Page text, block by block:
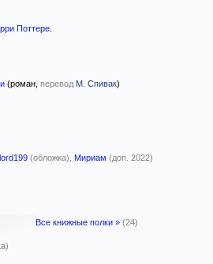
Поттере.
(роман, перевод М. Спивак)
lord199 (обложка), Мириам (доп. 2022)
Все книжные полки » (24)